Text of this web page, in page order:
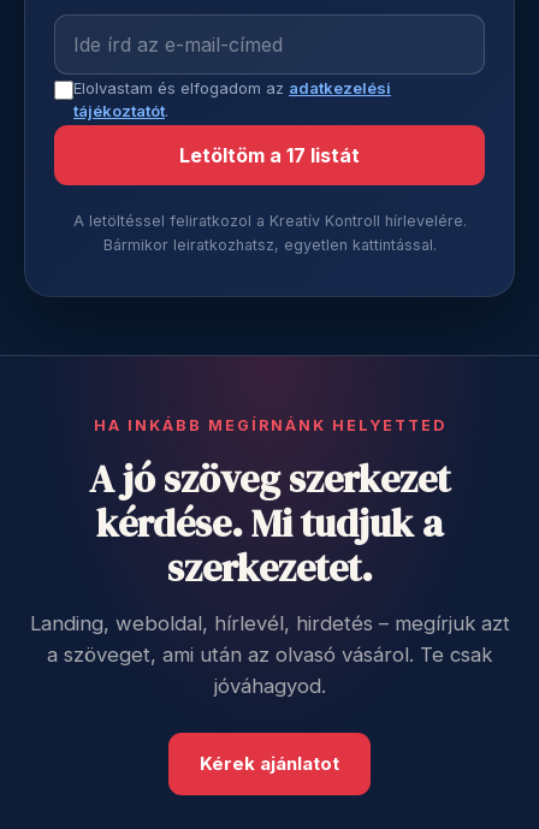
Elolvastam és elfogadom az adatkezelési
tájékoztatót.
Letöltöm a 17 listát
A letöltéssel feliratkozol a Kreatív Kontroll hírlevelére.
Bármikor leiratkozhatsz, egyetlen kattintással.
HA INKÁBB MEGÍRNÁNK HELYETTED
A jó szöveg szerkezet
kérdése. Mi tudjuk a
szerkezetet.
Landing, weboldal, hírlevél, hirdetés – megírjuk azt
a szöveget, ami után az olvasó vásárol. Te csak
jóváhagyod.
Kérek ajánlatot